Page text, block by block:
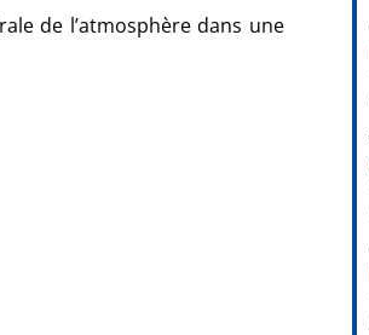
de l’atmosphère dans une